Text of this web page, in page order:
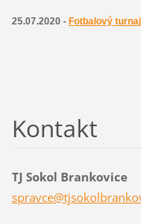
25.07.2020 - Fotbalový
Kontakt
TJ Sokol Brankovice
spravce@tjsokolb